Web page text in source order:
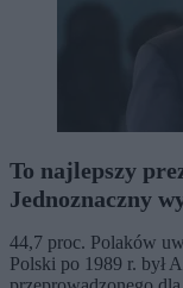
To najlepszy
Jednoznaczny
44,7 proc. Polaków
Polski po 1989 r. był